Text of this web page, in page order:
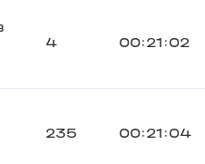
4 00:21:02
235 00:21:04